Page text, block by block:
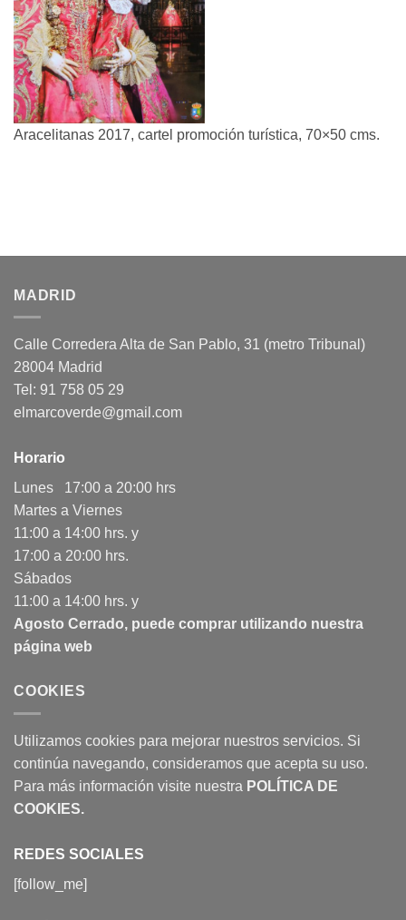
Aracelitanas 2017, cartel promoción turística, 70×50 cms.
MADRID
Calle Corredera Alta de San Pablo, 31 (metro Tribunal)
28004 Madrid
Tel: 91 758 05 29
elmarcoverde@gmail.com
Horario
Lunes 17:00 a 20:00 hrs
Martes a Viernes
11:00 a 14:00 hrs. y
17:00 a 20:00 hrs.
Sábados
11:00 a 14:00 hrs. y
Agosto Cerrado, puede comprar utilizando nuestra
página web
COOKIES
Utilizamos cookies para mejorar nuestros servicios. Si
continúa navegando, consideramos que acepta su uso.
Para más información visite nuestra POLÍTICA DE
COOKIES.
REDES SOCIALES
[follow_me]